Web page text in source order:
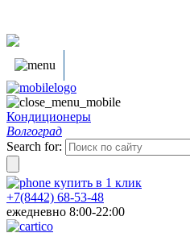
Кондиционеры
Волгоград
Search for:
купить в 1 клик
+7(8442) 68-53-48
ежедневно 8:00-22:00